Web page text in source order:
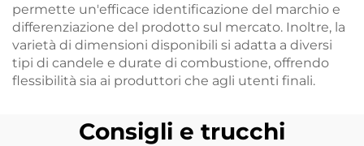
permette un'efficace identificazione del marchio e
differenziazione del prodotto sul mercato. Inoltre, la
varietà di dimensioni disponibili si adatta a diversi
tipi di candele e durate di combustione, offrendo
flessibilità sia ai produttori che agli utenti finali.
Consigli e trucchi